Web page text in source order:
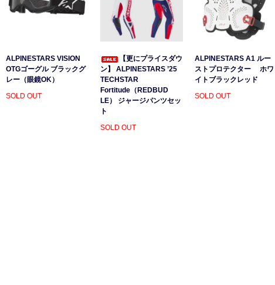
ALPINESTARS VISION
OTGゴーグル ブラックグ
レー（眼鏡OK）
SOLD OUT
【更にプライスダウ
ン】 ALPINESTARS ’25
TECHSTAR
Fortitude（REDBUD
LE） ジャージパンツセッ
ト
SOLD OUT
ALPINESTARS A1 ルー
ストプロテクター ホワ
イトブラックレッド
SOLD OUT